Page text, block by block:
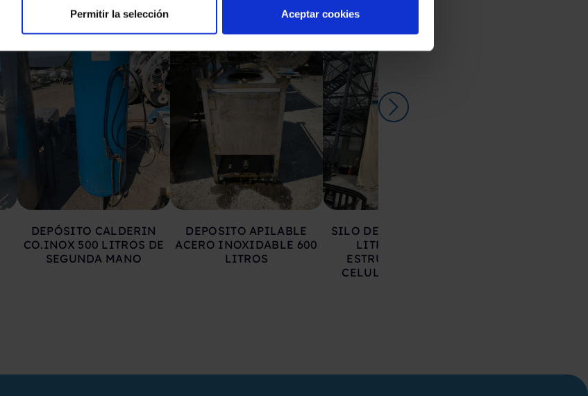
Permitir la selección Aceptar cookies
DEPÓSITO CALDERIN
CO.INOX 500 LITROS DE
SEGUNDA MANO
DEPOSITO APILABLE
ACERO INOXIDABLE 600
LITROS
SILO DE HIERRO 17.000
LITROS SOBRE
ESTRUCTURA CON
CELULAS DE CARGA